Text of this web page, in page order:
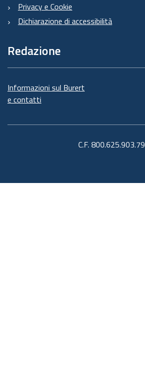
Privacy e Cookie
Dichiarazione di accessibilità
Redazione
Informazioni sul Burert
e contatti
C.F. 800.625.903.79